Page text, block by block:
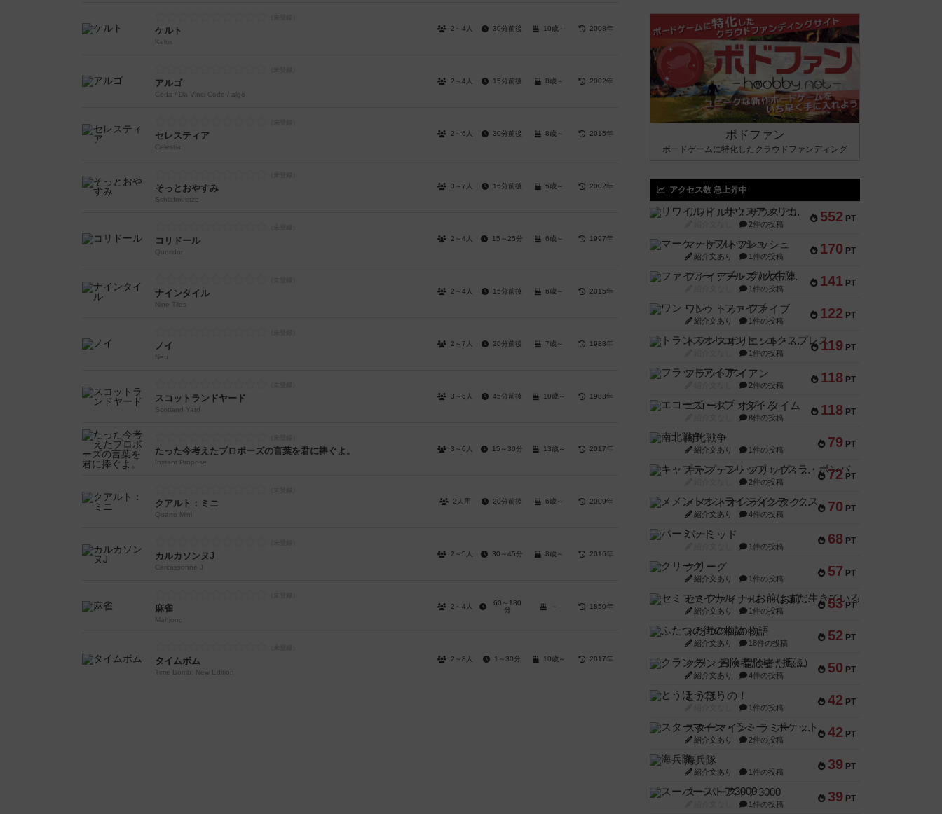
ケルト
Keltis
2～4人 30分前後 10歳～ 2008年
アルゴ
Coda / Da Vinci Code / algo
2～4人 15分前後 8歳～ 2002年
セレスティア
Celestia
2～6人 30分前後 8歳～ 2015年
そっとおやすみ
Schlafmuetze
3～7人 15分前後 5歳～ 2002年
コリドール
Quoridor
2～4人 15～25分 6歳～ 1997年
ナインタイル
Nine Tiles
2～4人 15分前後 6歳～ 2015年
ノイ
Neu
2～7人 20分前後 7歳～ 1988年
スコットランドヤード
Scotland Yard
3～6人 45分前後 10歳～ 1983年
たった今考えたプロポーズの言葉を君に捧ぐよ。
Instant Propose
3～6人 15～30分 13歳～ 2017年
クアルト：ミニ
Quarto Mini
2人用 20分前後 6歳～ 2009年
カルカソンヌJ
Carcassonne J
2～5人 30～45分 8歳～ 2016年
麻雀
Mahjong
2～4人
60～180
分
－ 1850年
タイムボム
Time Bomb: New Edition
2～8人 1～30分 10歳～ 2017年
ボドファン
ボードゲームに特化したクラウドファンディング
アクセス数 急上昇中
552 PT
リワイルド：サウスアメリカ
2件の投稿
170 PT
マーケットフレッシュ
紹介文あり 1件の投稿
141 PT
ファイアー・ブルズ / 火牛陣
1件の投稿
122 PT
ワン・トゥ・ファイブ
紹介文あり 1件の投稿
119 PT
トランスオリエント・エクスプレス
1件の投稿
118 PT
フラットアイアン
2件の投稿
118 PT
エコーズ・オブ・タイム
8件の投稿
79 PT
南北戦争
紹介文あり 1件の投稿
72 PT
キャプテン・フリップ：イスラ・ボンバ
2件の投稿
70 PT
メメントオンラインタクティクス
紹介文あり 4件の投稿
68 PT
パーミッド
1件の投稿
57 PT
クリーグ
紹介文あり 1件の投稿
53 PT
セミファイナル ～お前はまだ生きている～
紹介文あり 1件の投稿
52 PT
ふたつの街の物語
紹介文あり 18件の投稿
50 PT
クランク! ：冒険者たち（拡張）
紹介文あり 4件の投稿
42 PT
とうほうの！
1件の投稿
42 PT
スターマイン・ラミー ポケット
紹介文あり 2件の投稿
39 PT
海兵隊
紹介文あり 1件の投稿
39 PT
スーパーストア3000
1件の投稿